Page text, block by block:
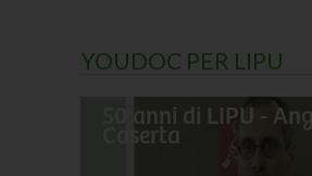
YOUDOC PER LIPU
50 anni di LIPU -
Caserta